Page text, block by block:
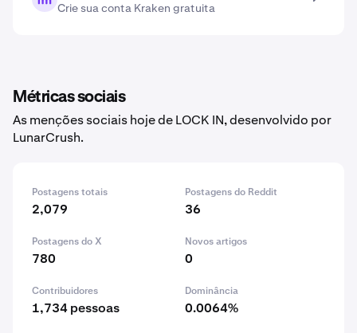
Crie sua conta Kraken gratuita
Métricas sociais
As menções sociais hoje de LOCK IN, desenvolvido por
LunarCrush.
Postagens totais
2,079
Postagens do Reddit
36
Postagens do X
780
Novos artigos
0
Contribuidores
1,734 pessoas
Dominância
0.0064%